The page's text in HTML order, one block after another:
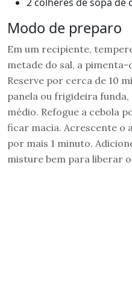
Modo de preparo
Em um recipiente,
metade do sal, a
Reserve por cerca de 10
panela ou frigideira
médio. Refogue a cebola
ficar macia. Acrescente o
por mais 1 minuto.
misture bem para liberar